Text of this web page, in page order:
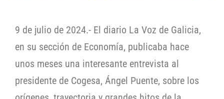
9 de julio de 2024.- El diario La Voz de Galicia,
en su sección de Economía, publicaba hace
unos meses una interesante entrevista al
presidente de Cogesa, Ángel Puente, sobre los